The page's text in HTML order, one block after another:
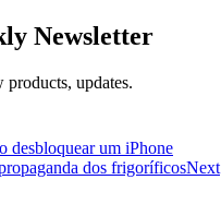
Newsletter
updates.
desbloquear um iPhone
dos frigoríficosNext